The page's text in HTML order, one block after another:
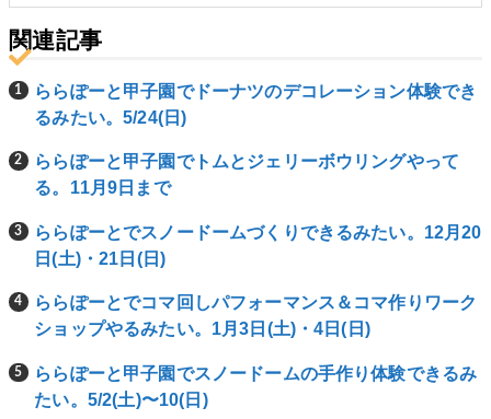
関連記事
ららぽーと甲子園でドーナツのデコレーション体験でき
るみたい。5/24(日)
ららぽーと甲子園でトムとジェリーボウリングやって
る。11月9日まで
ららぽーとでスノードームづくりできるみたい。12月20
日(土)・21日(日)
ららぽーとでコマ回しパフォーマンス＆コマ作りワーク
ショップやるみたい。1月3日(土)・4日(日)
ららぽーと甲子園でスノードームの手作り体験できるみ
たい。5/2(土)〜10(日)